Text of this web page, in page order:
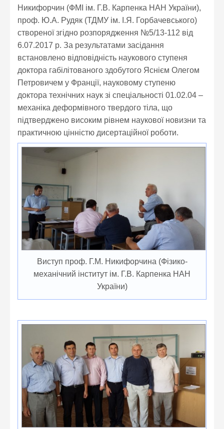
Никифорчин (ФМІ ім. Г.В. Карпенка НАН України),
проф. Ю.А. Рудяк (ТДМУ ім. І.Я. Горбачевського)
створеної згідно розпорядження №5/13-112 від
6.07.2017 р. За результатами засідання
встановлено відповідність наукового ступеня
доктора габілітованого здобутого Яснієм Олегом
Петровичем у Франції, науковому ступеню
доктора технічних наук зі спеціальності 01.02.04 –
механіка дeформівного твердого тіла, що
підтверджено високим рівнем наукової новизни та
практичною цінністю дисертаційної роботи.
Виступ проф. Г.М. Никифорчина (Фізико-
механічний інститут ім. Г.В. Карпенка НАН
України)